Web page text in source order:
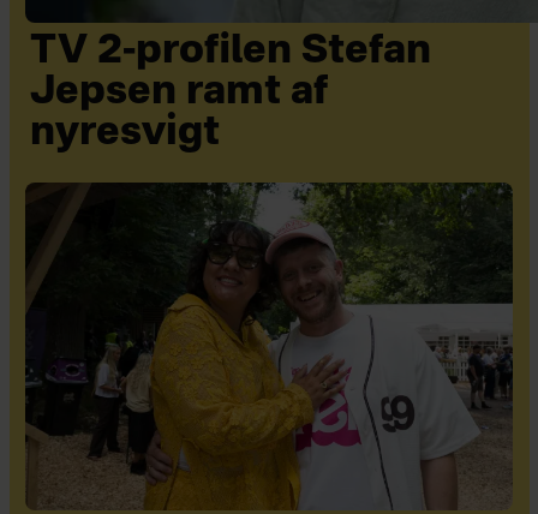
TV 2-profilen Stefan
Jepsen ramt af
nyresvigt